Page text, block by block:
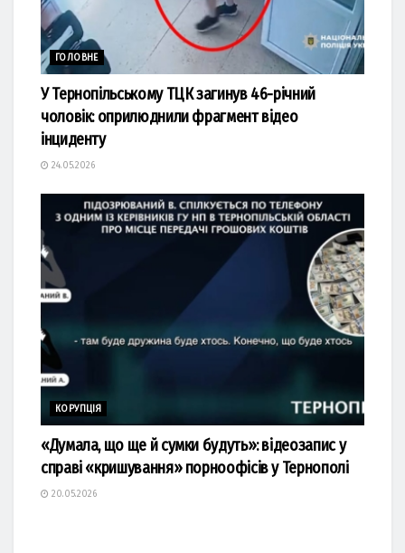
ГОЛОВНЕ
У Тернопільському ТЦК загинув 46-річний
чоловік: оприлюднили фрагмент відео
інциденту
24.05.2026
КОРУПЦІЯ
«Думала, що ще й сумки будуть»: відеозапис у
справі «кришування» порноофісів у Тернополі
20.05.2026